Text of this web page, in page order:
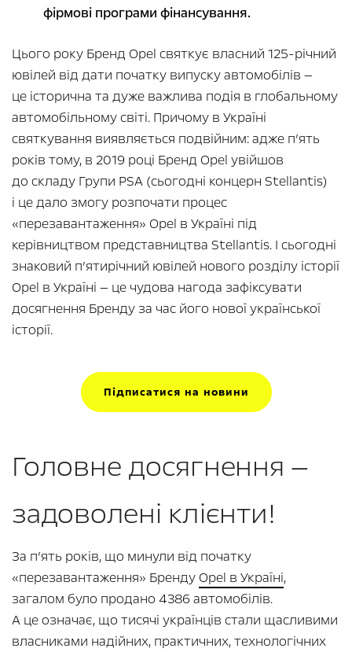
фірмові програми фінансування.
Цього року Бренд Opel святкує власний 125-річний
ювілей від дати початку випуску автомобілів —
це історична та дуже важлива подія в глобальному
автомобільному світі. Причому в Україні
святкування виявляється подвійним: адже п’ять
років тому, в 2019 році Бренд Opel увійшов
до складу Групи PSA (сьогодні концерн Stellantis)
і це дало змогу розпочати процес
«перезавантаження» Opel в Україні під
керівництвом представництва Stellantis. І сьогодні
знаковий п’ятирічний ювілей нового розділу історії
Opel в Україні — це чудова нагода зафіксувати
досягнення Бренду за час його нової української
історії.
Підписатися на новини
Головне досягнення —
задоволені клієнти!
За п’ять років, що минули від початку
«перезавантаження» Бренду Opel в Україні,
загалом було продано 4386 автомобілів.
А це означає, що тисячі українців стали щасливими
власниками надійних, практичних, технологічних